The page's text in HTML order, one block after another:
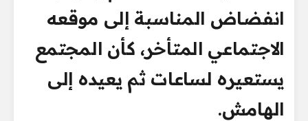
انفضاض المناسبة إلى موقعه
الاجتماعي المتأخر، كأن المجتمع
يستعيره لساعات ثم يعيده إلى
الهامش.